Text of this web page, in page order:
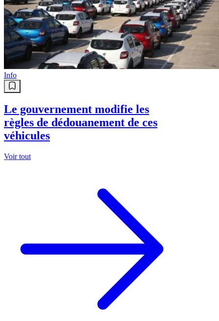
Info
Le gouvernement modifie les
règles de dédouanement de ces
véhicules
Voir tout